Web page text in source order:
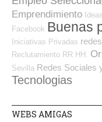
Emprendimiento
Facebook Buenas
Iniciativas Privadas
Reclutamiento RR.HH.
Sevilla Redes Sociales
Tecnologias
WEBS AMIGAS